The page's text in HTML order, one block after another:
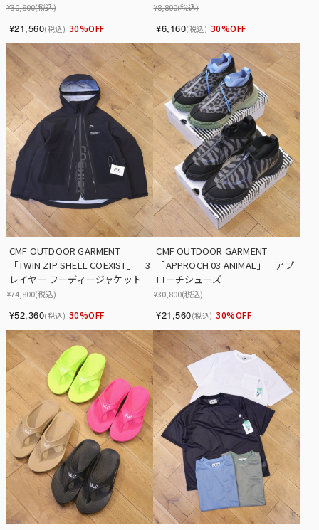
¥30,800(税込)
¥21,560(税込) 30%OFF
¥8,800(税込)
¥6,160(税込) 30%OFF
CMF OUTDOOR GARMENT
「TWIN ZIP SHELL COEXIST」　3
レイヤー フーディージャケット
¥74,800(税込)
¥52,360(税込) 30%OFF
CMF OUTDOOR GARMENT
「APPROCH 03 ANIMAL」　アプ
ローチシューズ
¥30,800(税込)
¥21,560(税込) 30%OFF